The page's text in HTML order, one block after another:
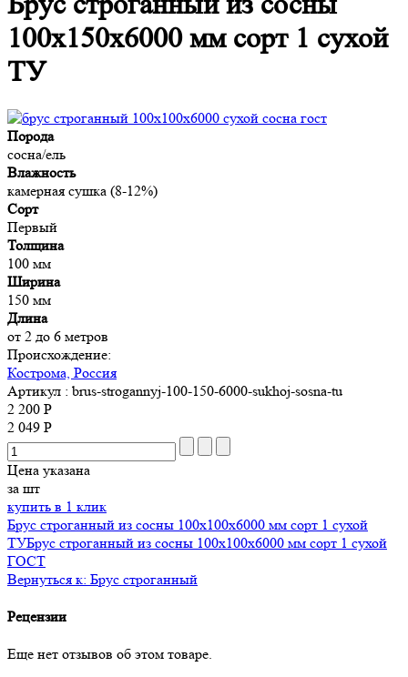
100х150х6000 мм сорт 1 сухой
ТУ
Порода
сосна/ель
Влажность
камерная сушка (8-12%)
Сорт
Первый
Толщина
100 мм
Ширина
150 мм
Длина
от 2 до 6 метров
Происхождение:
Кострома, Россия
Артикул : brus-strogannyj-100-150-6000-sukhoj-sosna-tu
2 200 Р
2 049 Р
Цена указана
за шт
купить в 1 клик
Брус строганный из сосны 100х100х6000 мм сорт 1 сухой
ТУБрус строганный из сосны 100х100х6000 мм сорт 1 сухой
ГОСТ
Вернуться к: Брус строганный
Рецензии
Еще нет отзывов об этом товаре.